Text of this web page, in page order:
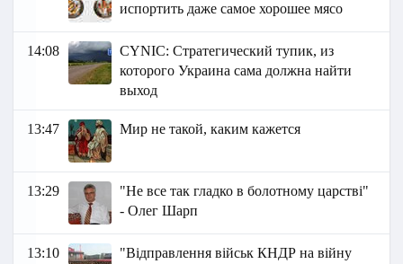
испортить даже самое хорошее мясо
14:08
СYNIC: Стратегический тупик, из
которого Украина сама должна найти
выход
13:47 Мир не такой, каким кажется
13:29
"Не все так гладко в болотному царстві"
- Олег Шарп
13:10
"Відправлення військ КНДР на війну